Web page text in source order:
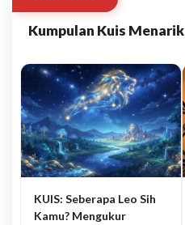
Kumpulan Kuis Menarik
KUIS: Seberapa Leo Sih
Kamu? Mengukur